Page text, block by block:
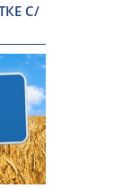
С/